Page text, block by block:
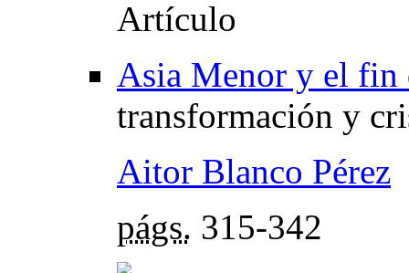
Asia Menor y el fin
transformación y
Aitor Blanco Pérez
págs. 315-342